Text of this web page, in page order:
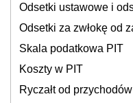
Odsetki ustawowe i
Odsetki za zwłokę od
Skala podatkowa PIT
Koszty w PIT
Ryczałt od